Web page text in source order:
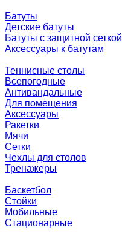
Батуты
Детские батуты
Батуты с защитной сеткой
Аксессуары к батутам
Теннисные столы
Всепогодные
Антивандальные
Для помещения
Аксессуары
Ракетки
Мячи
Сетки
Чехлы для столов
Тренажеры
Баскетбол
Стойки
Мобильные
Стационарные